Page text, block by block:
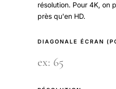
résolution. Pour 4K, on
près qu'en HD.
DIAGONALE ÉCRAN